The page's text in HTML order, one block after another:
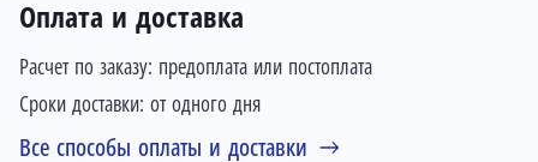
Оплата и доставка
Расчет по заказу: предоплата или постоплата
Сроки доставки: от одного дня
Все способы оплаты и доставки